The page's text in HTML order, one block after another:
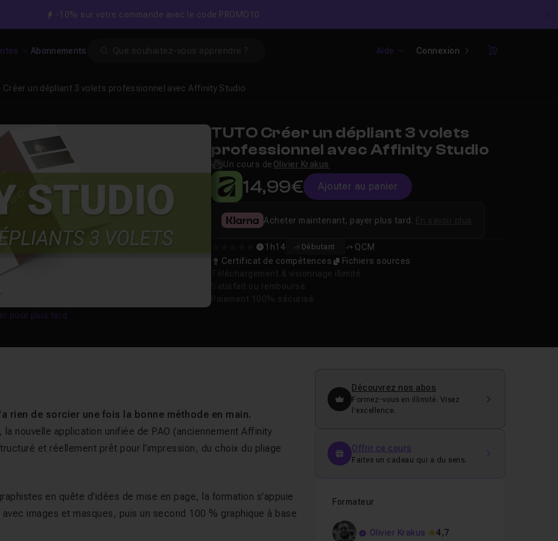
-10% sur votre commande avec le code PROMO10
Abonnements Aide Connexion
Panier
Créer un dépliant 3 volets professionnel avec Affinity Studio
pour plus tard
TUTO Créer un dépliant 3 volets
professionnel avec Affinity Studio
Un cours de Olivier Krakus
14,99€ Ajouter au panier
1h14 Débutant
QCM
Certificat de compétences
Fichiers sources
Acheter maintenant, payer plus tard.
rien de sorcier une fois la bonne méthode en main.
nouvelle application unifiée de PAO (anciennement Affinity
et réellement prêt pour l'impression, du choix du pliage
en quête d'idées de mise en page, la formation s'appuie
images et masques, puis un second 100 % graphique à base
Découvrez nos abos
Formez-vous en illimité. Visez
l’excellence.
Offrir ce cours
Faites un cadeau qui a du sens.
Formateur
Olivier Krakus 4,7